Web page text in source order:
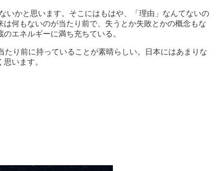
いかと思います。そこにはもはや、「理由」なんてないの
何もないのが当たり前で、失うとか失敗とかの概念もな
エネルギーに満ち充ちている。
たり前に持っていることが素晴らしい。日本にはあまりな
います。